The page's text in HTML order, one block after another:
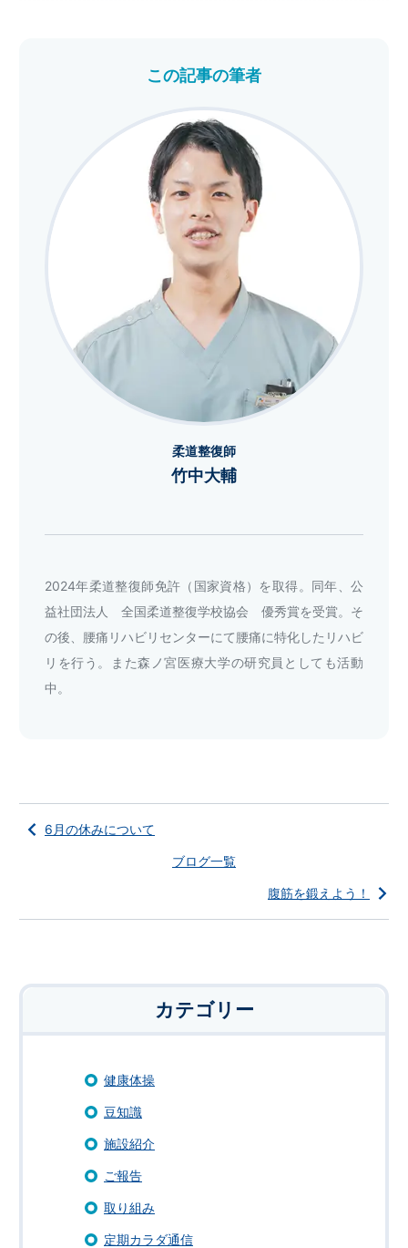
この記事の筆者
柔道整復師
竹中大輔
2024年柔道整復師免許（国家資格）を取得。同年、公
益社団法人 全国柔道整復学校協会 優秀賞を受賞。そ
の後、腰痛リハビリセンターにて腰痛に特化したリハビ
リを行う。また森ノ宮医療大学の研究員としても活動
中。
6月の休みについて
ブログ一覧
腹筋を鍛えよう！
カテゴリー
健康体操
豆知識
施設紹介
ご報告
取り組み
定期カラダ通信